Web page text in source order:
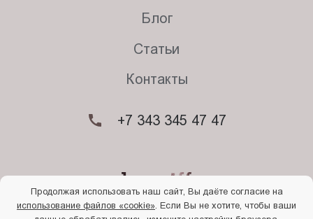
© 2026. Begriff
Блог
Статьи
Контакты
+7 343 345 47 47
Продолжая использовать наш сайт, Вы даёте согласие на
использование файлов «cookie» . Если Вы не хотите, чтобы ваши